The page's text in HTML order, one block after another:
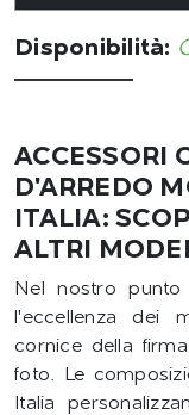
Disponibilità:
ACCESSORI
D'ARREDO
ITALIA:
ALTRI
Nel nostro
l'eccellenza dei
cornice della
foto. Le
Italia